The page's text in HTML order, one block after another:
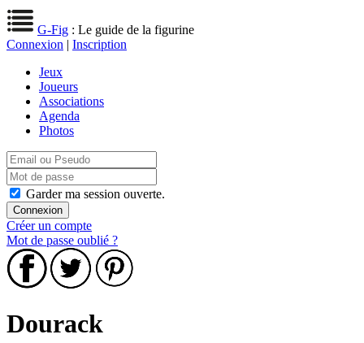
G-Fig : Le guide de la figurine
Connexion | Inscription
Jeux
Joueurs
Associations
Agenda
Photos
Garder ma session ouverte.
Créer un compte
Mot de passe oublié ?
Dourack